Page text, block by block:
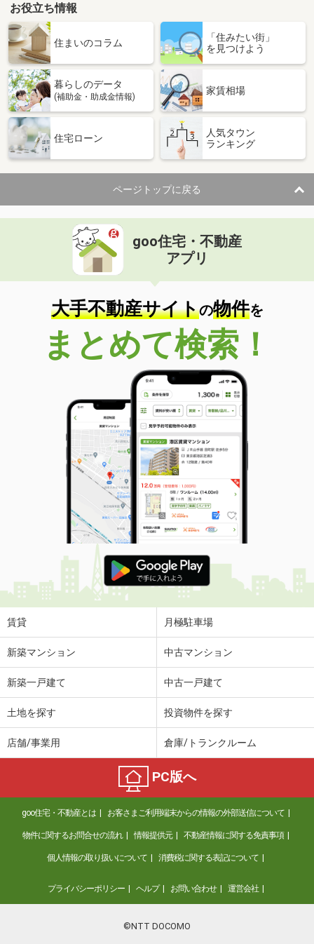
お役立ち情報
住まいのコラム
「住みたい街」
を見つけよう
暮らしのデータ
(補助金・助成金情報)
家賃相場
住宅ローン
人気タウン
ランキング
ページトップに戻る
goo住宅・不動産
アプリ
大手不動産サイトの物件を
まとめて検索！
賃貸 月極駐車場
新築マンション 中古マンション
新築一戸建て 中古一戸建て
土地を探す 投資物件を探す
店舗/事業用 倉庫/トランクルーム
PC版へ
goo住宅・不動産とは お客さまご利用端末からの情報の外部送信について
物件に関するお問合せの流れ 情報提供元 不動産情報に関する免責事項
個人情報の取り扱いについて 消費税に関する表記について
プライバシーポリシー ヘルプ お問い合わせ 運営会社
©NTT DOCOMO